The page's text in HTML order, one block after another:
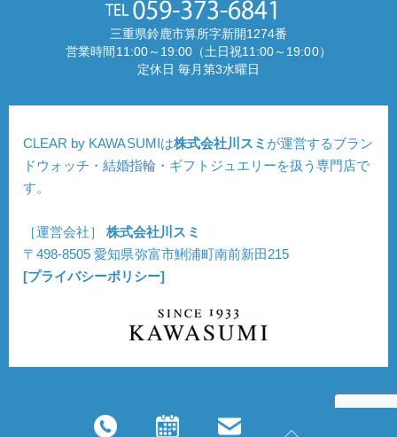
三重県鈴鹿市算所字新開1274番
営業時間11:00～19:00（土日祝11:00～19:00）
定休日 毎月第3水曜日
CLEAR by KAWASUMIは株式会社川スミ が運営するブラン
ドウォッチ・結婚指輪・ギフトジュエリーを扱う専門店で
す。
［運営会社］株式会社川スミ
〒498-8505 愛知県弥富市鯏浦町南前新田215
[プライバシーポリシー]
Copyright © CLEAR. All Rights Reserved.